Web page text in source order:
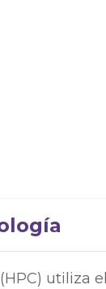
utiliza el